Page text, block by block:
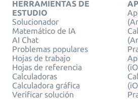
HERRAMIENTAS DE
ESTUDIO
Solucionador
Matemático de IA
AI Chat
Problemas populares
Hojas de trabajo
Hojas de referencia
Calculadoras
Calculadora gráfica
Verificar solución